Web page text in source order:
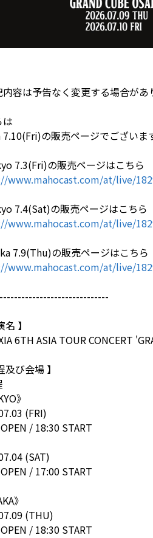
容は予告なく変更する場合があ
は
7.10(Fri)の販売ページでございま
7.3(Fri)の販売ページはこちら
www.mahocast.com/at/live/
7.4(Sat)の販売ページはこちら
www.mahocast.com/at/live/
7.9(Thu)の販売ページはこちら
www.mahocast.com/at/live/
名 】
6TH ASIA TOUR CONCERT
及び会場 】
》
(FRI)
/ 18:30 START
(SAT)
/ 17:00 START
》
(THU)
/ 18:30 START